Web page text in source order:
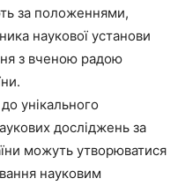
за положеннями,
наукової установи
з вченою радою
унікального
досліджень за
можуть утворюватися
науковим